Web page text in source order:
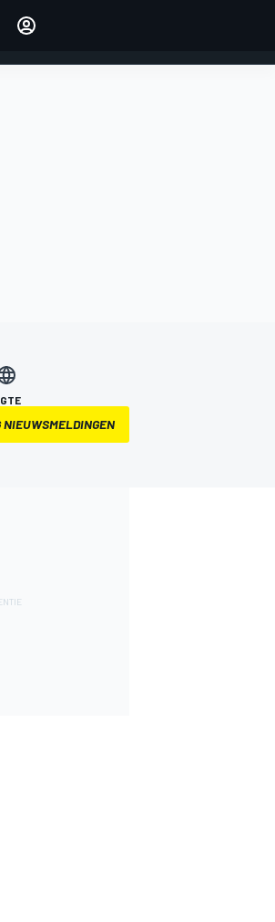
NIEUWSMELDINGEN